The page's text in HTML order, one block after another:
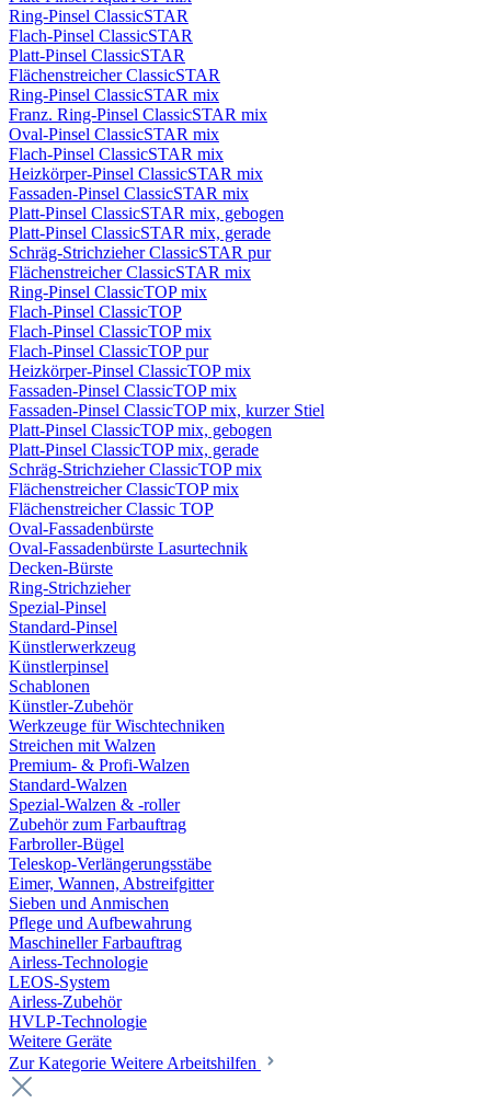
Ring-Pinsel ClassicSTAR
Flach-Pinsel ClassicSTAR
Platt-Pinsel ClassicSTAR
Flächenstreicher ClassicSTAR
Ring-Pinsel ClassicSTAR mix
Franz. Ring-Pinsel ClassicSTAR mix
Oval-Pinsel ClassicSTAR mix
Flach-Pinsel ClassicSTAR mix
Heizkörper-Pinsel ClassicSTAR mix
Fassaden-Pinsel ClassicSTAR mix
Platt-Pinsel ClassicSTAR mix, gebogen
Platt-Pinsel ClassicSTAR mix, gerade
Schräg-Strichzieher ClassicSTAR pur
Flächenstreicher ClassicSTAR mix
Ring-Pinsel ClassicTOP mix
Flach-Pinsel ClassicTOP
Flach-Pinsel ClassicTOP mix
Flach-Pinsel ClassicTOP pur
Heizkörper-Pinsel ClassicTOP mix
Fassaden-Pinsel ClassicTOP mix
Fassaden-Pinsel ClassicTOP mix, kurzer Stiel
Platt-Pinsel ClassicTOP mix, gebogen
Platt-Pinsel ClassicTOP mix, gerade
Schräg-Strichzieher ClassicTOP mix
Flächenstreicher ClassicTOP mix
Flächenstreicher Classic TOP
Oval-Fassadenbürste
Oval-Fassadenbürste Lasurtechnik
Decken-Bürste
Ring-Strichzieher
Spezial-Pinsel
Standard-Pinsel
Künstlerwerkzeug
Künstlerpinsel
Schablonen
Künstler-Zubehör
Werkzeuge für Wischtechniken
Streichen mit Walzen
Premium- & Profi-Walzen
Standard-Walzen
Spezial-Walzen & -roller
Zubehör zum Farbauftrag
Farbroller-Bügel
Teleskop-Verlängerungsstäbe
Eimer, Wannen, Abstreifgitter
Sieben und Anmischen
Pflege und Aufbewahrung
Maschineller Farbauftrag
Airless-Technologie
LEOS-System
Airless-Zubehör
HVLP-Technologie
Weitere Geräte
Zur Kategorie Weitere Arbeitshilfen